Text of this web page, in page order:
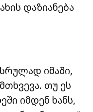
დაზიანება
იმაში,
თუ ეს
იმდენ ხანს,